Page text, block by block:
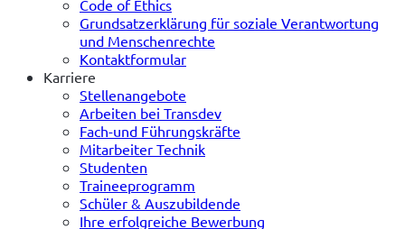
Code of Ethics
Grundsatzerklärung für soziale Verantwortung
und Menschenrechte
Kontaktformular
Karriere
Stellenangebote
Arbeiten bei Transdev
Fach-und Führungskräfte
Mitarbeiter Technik
Studenten
Traineeprogramm
Schüler & Auszubildende
Ihre erfolgreiche Bewerbung